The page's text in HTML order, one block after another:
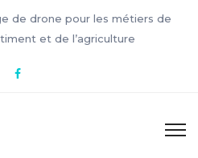
de drone pour les métiers de
et de l’agriculture